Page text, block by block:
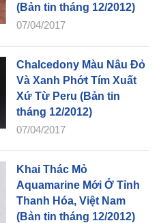
(Bản tin tháng 12/2012)
07/04/2017
Chalcedony Màu Nâu Đỏ
Và Xanh Phớt Tím Xuất
Xứ Từ Peru (Bản tin
tháng 12/2012)
07/04/2017
Khai Thác Mỏ
Aquamarine Mới Ở Tỉnh
Thanh Hóa, Việt Nam
(Bản tin tháng 12/2012)